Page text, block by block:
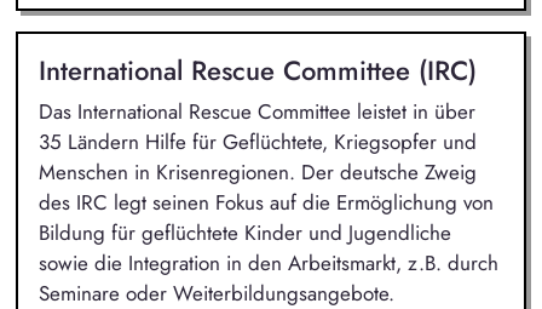
International Rescue Committee (IRC)
Das International Rescue Committee leistet in über
35 Ländern Hilfe für Geflüchtete, Kriegsopfer und
Menschen in Krisenregionen. Der deutsche Zweig
des IRC legt seinen Fokus auf die Ermöglichung von
Bildung für geflüchtete Kinder und Jugendliche
sowie die Integration in den Arbeitsmarkt, z.B. durch
Seminare oder Weiterbildungsangebote.